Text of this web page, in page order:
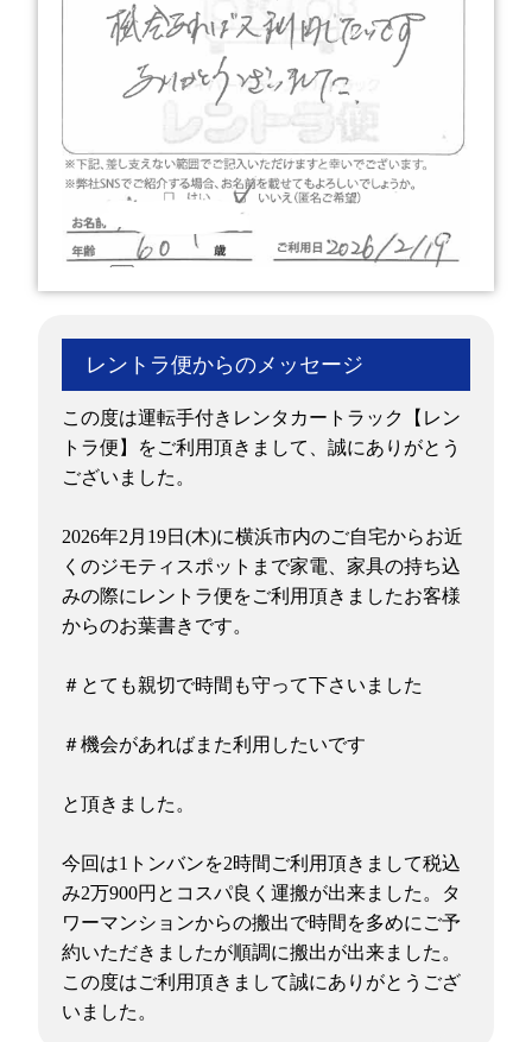
レントラ便からのメッセージ
この度は運転手付きレンタカートラック【レン
トラ便】をご利用頂きまして、誠にありがとう
ございました。
2026年2月19日(木)に横浜市内のご自宅からお近
くのジモティスポットまで家電、家具の持ち込
みの際にレントラ便をご利用頂きましたお客様
からのお葉書きです。
＃とても親切で時間も守って下さいました
＃機会があればまた利用したいです
と頂きました。
今回は1トンバンを2時間ご利用頂きまして税込
み2万900円とコスパ良く運搬が出来ました。タ
ワーマンションからの搬出で時間を多めにご予
約いただきましたが順調に搬出が出来ました。
この度はご利用頂きまして誠にありがとうござ
いました。